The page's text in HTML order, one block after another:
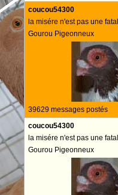
coucou54300
la misére n'est pas une
Gourou Pigeonneux
39629 messages postés
coucou54300
la misére n'est pas une
Gourou Pigeonneux